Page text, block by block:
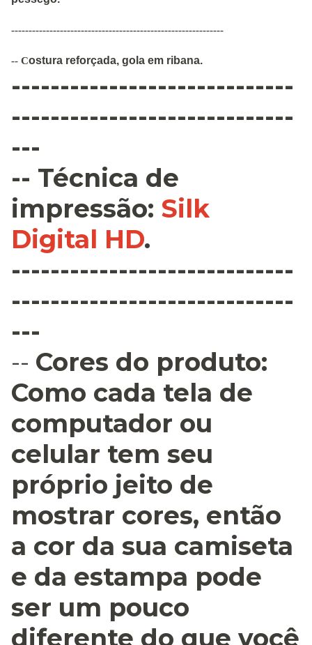
-------------------------------------------------------------
-- Costura reforçada, gola em ribana.
-----------------------------
-----------------------------
---
-- Técnica de
impressão: Silk
Digital HD.
-----------------------------
-----------------------------
---
-- Cores do produto:
Como cada tela de
computador ou
celular tem seu
próprio jeito de
mostrar cores, então
a cor da sua camiseta
e da estampa pode
ser um pouco
diferente do que você